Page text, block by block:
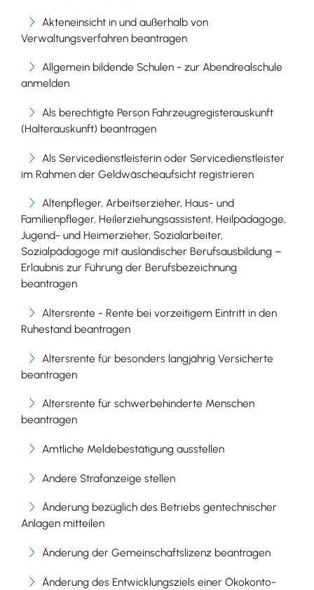
Akteneinsicht in und außerhalb von
Verwaltungsverfahren beantragen
Allgemein bildende Schulen - zur Abendrealschule
anmelden
Als berechtigte Person Fahrzeugregisterauskunft
(Halterauskunft) beantragen
Als Servicedienstleisterin oder Servicedienstleister
im Rahmen der Geldwäscheaufsicht registrieren
Altenpfleger, Arbeitserzieher, Haus- und
Familienpfleger, Heilerziehungsassistent, Heilpädagoge,
Jugend- und Heimerzieher, Sozialarbeiter,
Sozialpädagoge mit ausländischer Berufsausbildung –
Erlaubnis zur Führung der Berufsbezeichnung
beantragen
Altersrente - Rente bei vorzeitigem Eintritt in den
Ruhestand beantragen
Altersrente für besonders langjährig Versicherte
beantragen
Altersrente für schwerbehinderte Menschen
beantragen
Amtliche Meldebestätigung ausstellen
Andere Strafanzeige stellen
Änderung bezüglich des Betriebs gentechnischer
Anlagen mitteilen
Änderung der Gemeinschaftslizenz beantragen
Änderung des Entwicklungsziels einer Ökokonto-